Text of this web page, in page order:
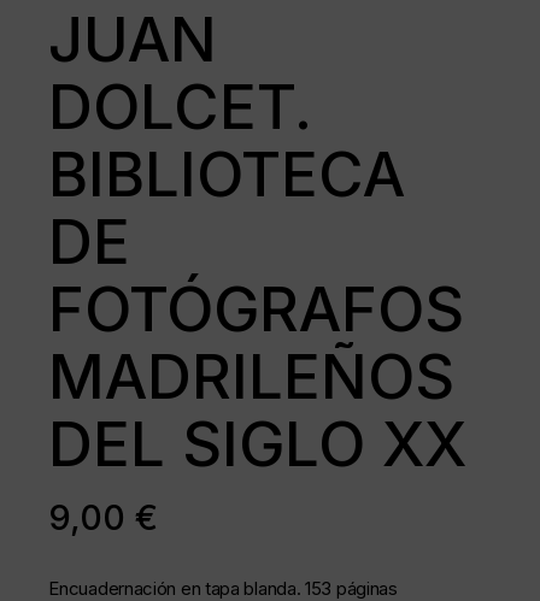
JUAN
DOLCET.
BIBLIOTECA
DE
FOTÓGRAFOS
MADRILEÑOS
DEL SIGLO XX
9,00€
Encuadernación en tapa blanda. 153 páginas